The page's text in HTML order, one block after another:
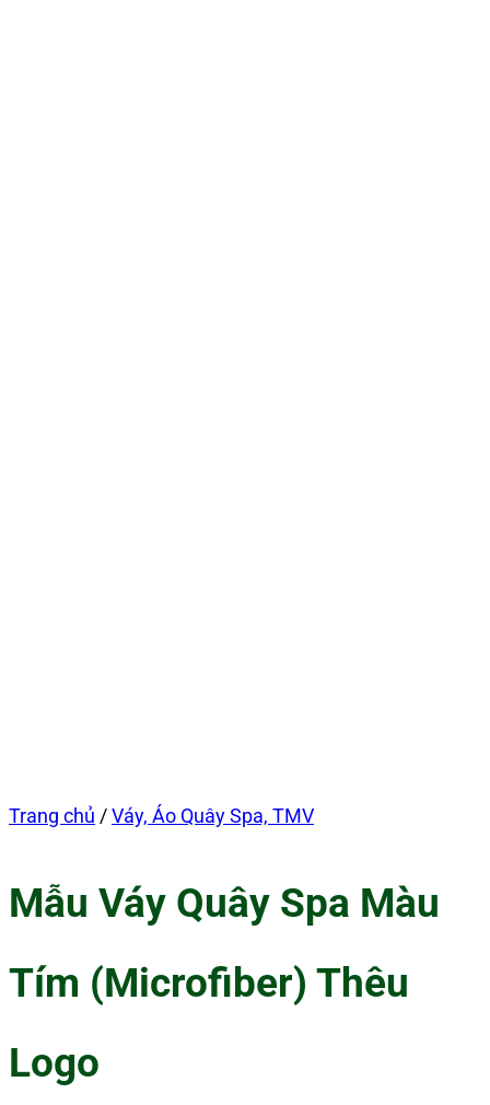
Trang chủ /Váy, Áo Quây Spa, TMV
Mẫu Váy Quây Spa Màu
Tím (Microfiber) Thêu
Logo